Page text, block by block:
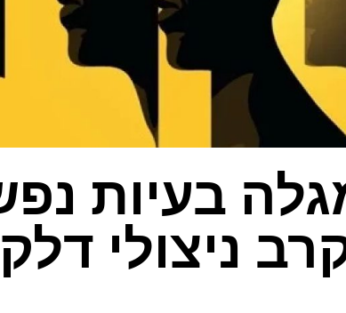
בעיות
ניצולי